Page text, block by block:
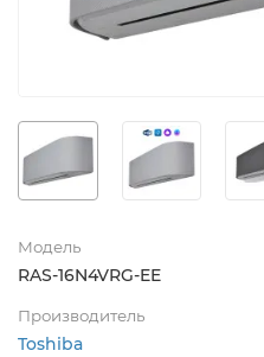
Модель
RAS-16N4VRG-EE
Производитель
Toshiba